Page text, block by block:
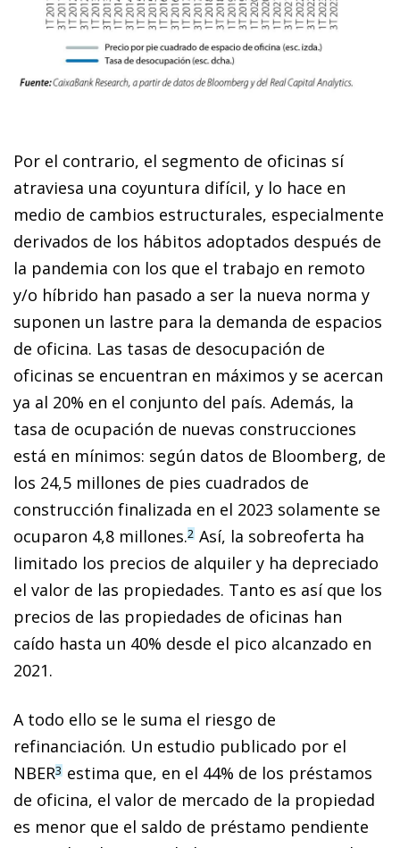
Por el contrario, el segmento de oficinas sí
atraviesa una coyuntura difícil, y lo hace en
medio de cambios estructurales, especialmente
derivados de los hábitos adoptados después de
la pandemia con los que el trabajo en remoto
y/o híbrido han pasado a ser la nueva norma y
suponen un lastre para la demanda de espacios
de oficina. Las tasas de desocupación de
oficinas se encuentran en máximos y se acercan
ya al 20% en el conjunto del país. Además, la
tasa de ocupación de nuevas construcciones
está en mínimos: según datos de Bloomberg, de
los 24,5 millones de pies cuadrados de
construcción finalizada en el 2023 solamente se
ocuparon 4,8 millones.2 Así, la sobreoferta ha
limitado los precios de alquiler y ha depreciado
el valor de las propiedades. Tanto es así que los
precios de las propiedades de oficinas han
caído hasta un 40% desde el pico alcanzado en
2021.
A todo ello se le suma el riesgo de
refinanciación. Un estudio publicado por el
NBER3 estima que, en el 44% de los préstamos
de oficina, el valor de mercado de la propiedad
es menor que el saldo de préstamo pendiente